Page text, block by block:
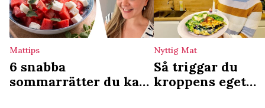
Mattips
6 snabba
sommarrätter du kan
Nyttig Mat
Så triggar du
kroppens eget